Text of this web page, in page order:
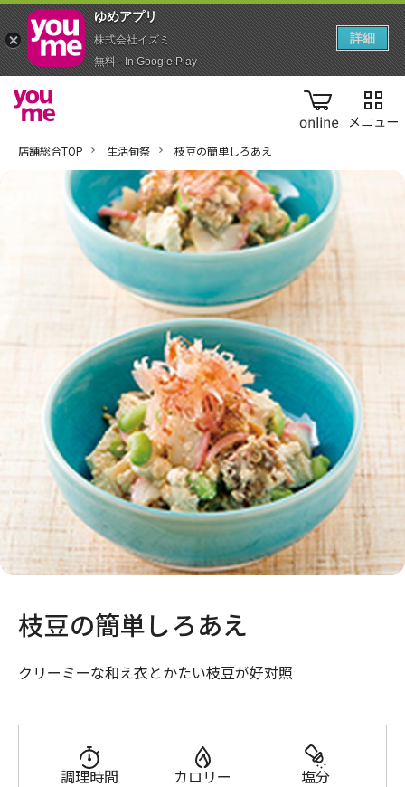
online
店舗総合TOP 生活旬祭 枝豆の簡単しろあえ
枝豆の簡単しろあえ
クリーミーな和え衣とかたい枝豆が好対照
調理時間 カロリー 塩分
ゆめアプ‪リ‬
株式会社イズミ
無料 - In Google Play
詳細